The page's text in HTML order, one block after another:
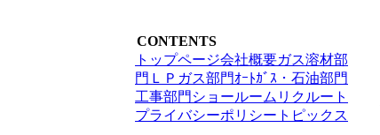
CONTENTS
トップページ会社概要ガス溶材部
門 ＬＰガス部門ｵｰﾄｶﾞｽ・石油部門
工事部門 ショールーム リクルート
プライバシーポリシー トピックス